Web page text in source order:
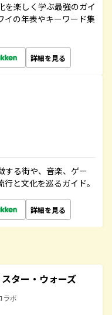
を楽しく学ぶ最強のガイ
イの年表やキーワード集
詳細を見る
する街や、音楽、ゲー
と文化を巡るガイド。
詳細を見る
ター・ウォーズ
ラボ